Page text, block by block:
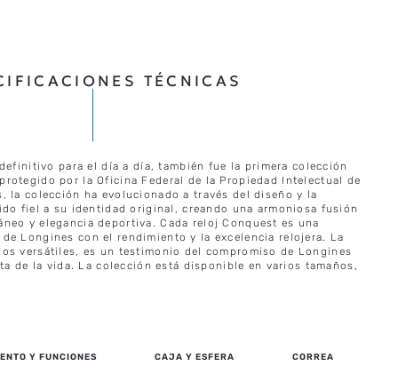
TÉCNICAS
para el día a día, también fue la primera colección
por la Oficina Federal de la Propiedad Intelectual de
la colección ha evolucionado a través del diseño y la
fiel a su identidad original, creando una armoniosa fusión
y elegancia deportiva. Cada reloj Conquest es una
Longines con el rendimiento y la excelencia relojera. La
versátiles, es un testimonio del compromiso de Longines
de la vida. La colección está disponible en varios tamaños,
Y FUNCIONES CAJA Y ESFERA CORREA